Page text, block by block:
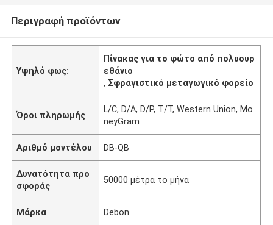
Περιγραφή προϊόντων
Υψηλό φως:
Πίνακας για το φώτο από πολυουρ
εθάνιο
, Σφραγιστικό μεταγωγικό φορείο
Όροι πληρωμής
L/C, D/A, D/P, T/T, Western Union, Mo
neyGram
Αριθμό μοντέλου DB-QB
Δυνατότητα προ
σφοράς
50000 μέτρα το μήνα
Μάρκα Debon